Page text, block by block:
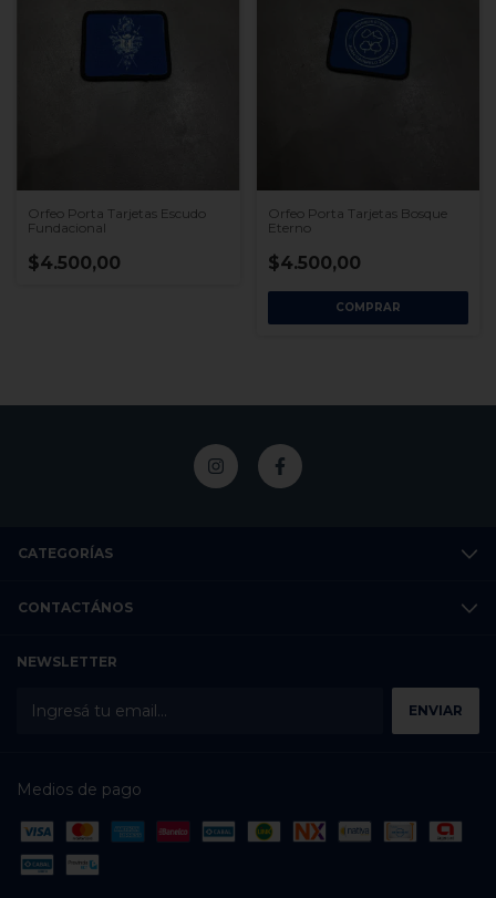
Orfeo Porta Tarjetas Escudo
Fundacional
$4.500,00
Orfeo Porta Tarjetas Bosque
Eterno
$4.500,00
CATEGORÍAS
CONTACTÁNOS
NEWSLETTER
Medios de pago